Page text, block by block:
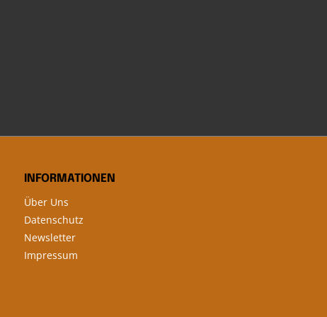
INFORMATIONEN
Über Uns
Datenschutz
Newsletter
Impressum